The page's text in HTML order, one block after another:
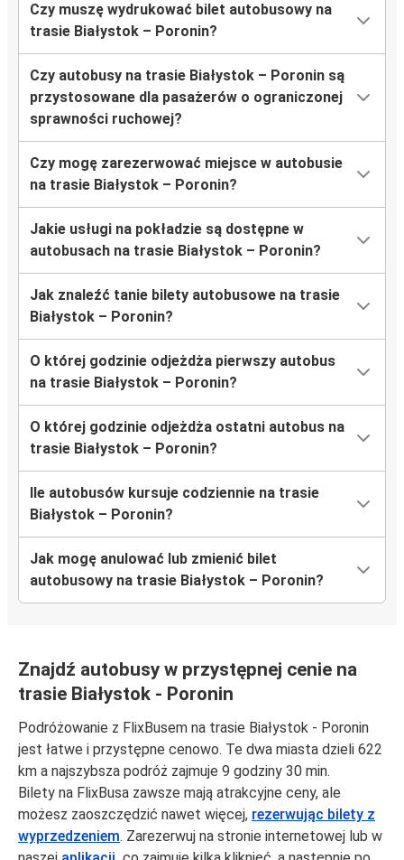
Czy muszę wydrukować bilet autobusowy na
trasie Białystok – Poronin?
Czy autobusy na trasie Białystok – Poronin są
przystosowane dla pasażerów o ograniczonej
sprawności ruchowej?
Czy mogę zarezerwować miejsce w autobusie
na trasie Białystok – Poronin?
Jakie usługi na pokładzie są dostępne w
autobusach na trasie Białystok – Poronin?
Jak znaleźć tanie bilety autobusowe na trasie
Białystok – Poronin?
O której godzinie odjeżdża pierwszy autobus
na trasie Białystok – Poronin?
O której godzinie odjeżdża ostatni autobus na
trasie Białystok – Poronin?
Ile autobusów kursuje codziennie na trasie
Białystok – Poronin?
Jak mogę anulować lub zmienić bilet
autobusowy na trasie Białystok – Poronin?
Znajdź autobusy w przystępnej cenie na
trasie Białystok - Poronin
Podróżowanie z FlixBusem na trasie Białystok - Poronin
jest łatwe i przystępne cenowo. Te dwa miasta dzieli 622
km a najszybsza podróż zajmuje 9 godziny 30 min.
Bilety na FlixBusa zawsze mają atrakcyjne ceny, ale
możesz zaoszczędzić nawet więcej, rezerwując bilety z
wyprzedzeniem. Zarezerwuj na stronie internetowej lub w